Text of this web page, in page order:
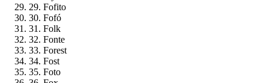
29. Fofito
30. Fofó
31. Folk
32. Fonte
33. Forest
34. Fost
35. Foto